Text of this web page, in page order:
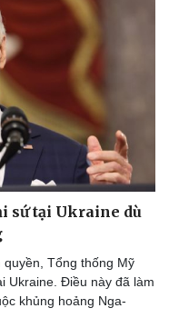
sứ tại Ukraine dù
Tổng thống Mỹ
Ukraine. Điều này đã làm
khủng hoảng Nga-